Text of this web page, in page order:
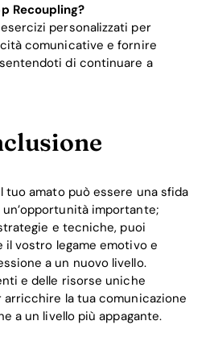
Recoupling?
personalizzati per
comunicative e fornire
di continuare a
tuo amato può essere una sfida
importante;
e tecniche, puoi
vostro legame emotivo e
a un nuovo livello.
e delle risorse uniche
arricchire la tua comunicazione
a un livello più appagante.